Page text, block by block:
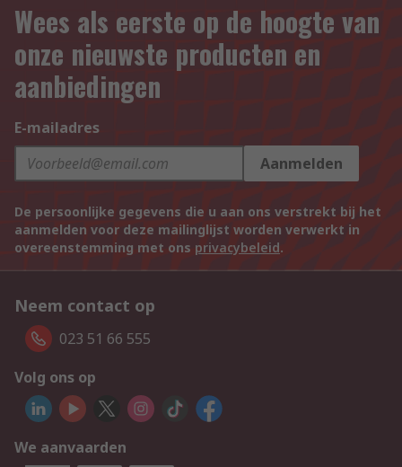
Wees als eerste op de hoogte van
onze nieuwste producten en
aanbiedingen
E-mailadres
Aanmelden
De persoonlijke gegevens die u aan ons verstrekt bij het
aanmelden voor deze mailinglijst worden verwerkt in
overeenstemming met ons privacybeleid.
Neem contact op
023 51 66 555
Volg ons op
We aanvaarden